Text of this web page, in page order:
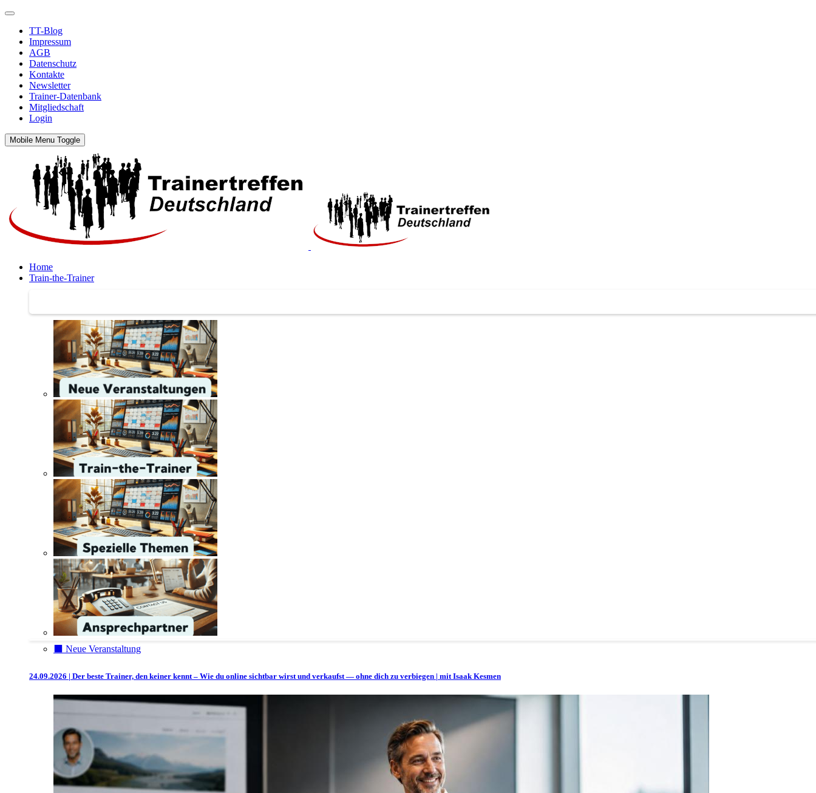
TT-Blog
Impressum
AGB
Datenschutz
Kontakte
Newsletter
Trainer-Datenbank
Mitgliedschaft
Login
Mobile Menu Toggle
Home
Train-the-Trainer
⬛️ Neue Veranstaltung
24.09.2026 | Der beste Trainer, den keiner kennt – Wie du online sichtbar wirst und verkaufst — ohne dich zu verbiegen | mit Isaak Kesmen